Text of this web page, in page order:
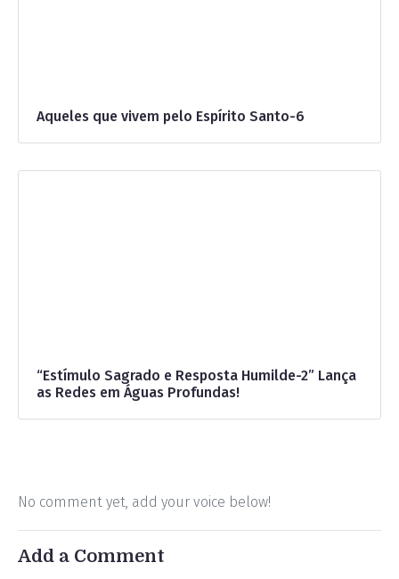
Aqueles que vivem pelo Espírito Santo-6
“Estímulo Sagrado e Resposta Humilde-2” Lança
as Redes em Águas Profundas!
No comment yet, add your voice below!
Add a Comment